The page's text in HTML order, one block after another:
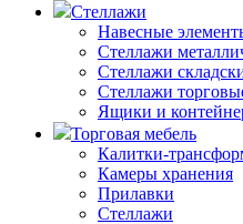
Стеллажи
Навесные
Стеллажи
Стеллажи
Стеллажи
Ящики и
Торговая мебель
Калитки-
Камеры хранения
Прилавки
Стеллажи